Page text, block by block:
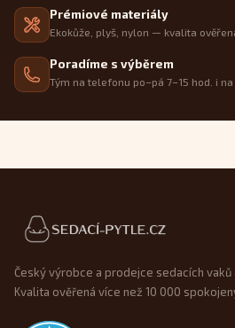
Prémiové materiály
Ekokůže, plyš, nylon — kvalita
Poradíme s výběrem
Tým na telefonu po–pá 7–15 hod. i
Patička webu
Český výrobce a prodejce sedacích
Kvalita ověřená více než 10 000